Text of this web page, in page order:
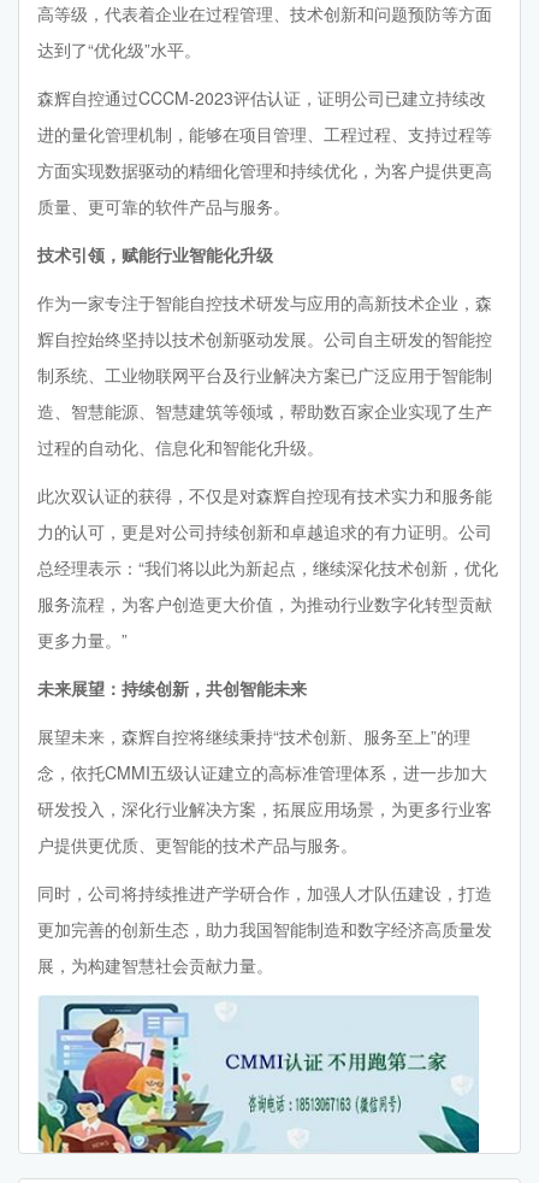
高等级，代表着企业在过程管理、技术创新和问题预防等方面
达到了“优化级”水平。
森辉自控通过CCCM-2023评估认证，证明公司已建立持续改
进的量化管理机制，能够在项目管理、工程过程、支持过程等
方面实现数据驱动的精细化管理和持续优化，为客户提供更高
质量、更可靠的软件产品与服务。
技术引领，赋能行业智能化升级
作为一家专注于智能自控技术研发与应用的高新技术企业，森
辉自控始终坚持以技术创新驱动发展。公司自主研发的智能控
制系统、工业物联网平台及行业解决方案已广泛应用于智能制
造、智慧能源、智慧建筑等领域，帮助数百家企业实现了生产
过程的自动化、信息化和智能化升级。
此次双认证的获得，不仅是对森辉自控现有技术实力和服务能
力的认可，更是对公司持续创新和卓越追求的有力证明。公司
总经理表示：“我们将以此为新起点，继续深化技术创新，优化
服务流程，为客户创造更大价值，为推动行业数字化转型贡献
更多力量。”
未来展望：持续创新，共创智能未来
展望未来，森辉自控将继续秉持“技术创新、服务至上”的理
念，依托CMMI五级认证建立的高标准管理体系，进一步加大
研发投入，深化行业解决方案，拓展应用场景，为更多行业客
户提供更优质、更智能的技术产品与服务。
同时，公司将持续推进产学研合作，加强人才队伍建设，打造
更加完善的创新生态，助力我国智能制造和数字经济高质量发
展，为构建智慧社会贡献力量。